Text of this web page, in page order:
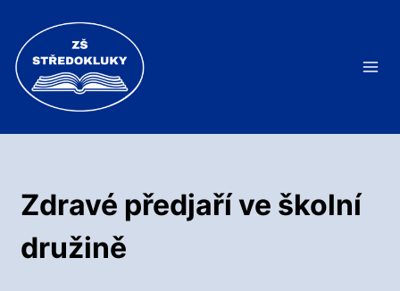
obsah
Zdravé předjaří ve školní
družině